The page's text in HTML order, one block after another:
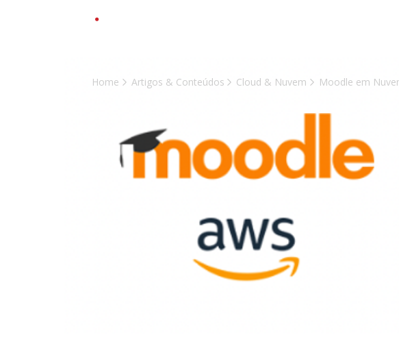
Home Artigos & Conteúdos Cloud & Nuvem Moodle em